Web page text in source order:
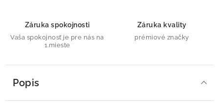
Záruka spokojnosti
Vaša spokojnosť je pre nás na
1.mieste
Záruka kvality
prémiové značky
Popis